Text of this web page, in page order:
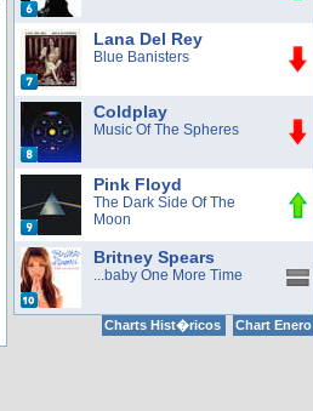
Lana Del Rey
Blue Banisters
Coldplay
Music Of The Spheres
Pink Floyd
The Dark Side Of The
Moon
Britney Spears
...baby One More Time
Charts Hist�ricos Chart Enero